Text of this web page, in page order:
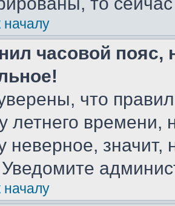
началу
часовой пояс,
что
летнего
неверное, значит,
началу